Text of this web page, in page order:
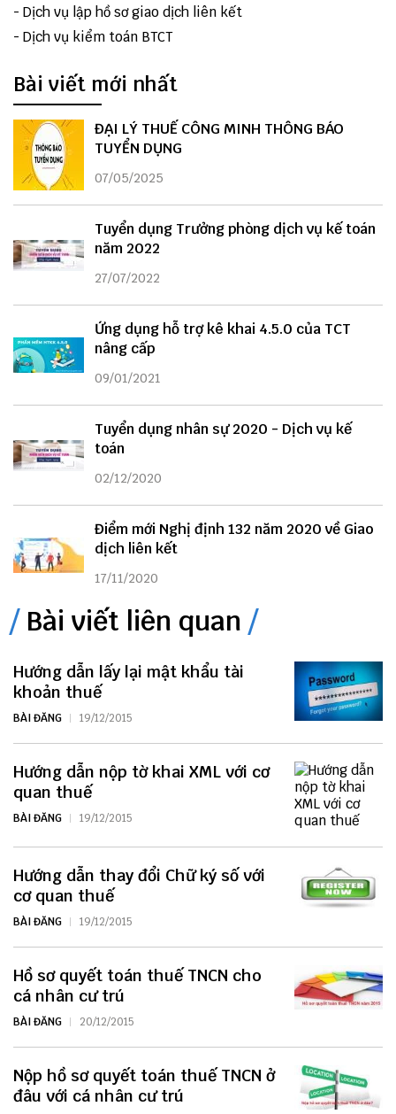
- Dịch vụ lập hồ sơ giao dịch liên kết
- Dịch vụ kiểm toán BTCT
Bài viết mới nhất
ĐẠI LÝ THUẾ CÔNG MINH THÔNG BÁO
TUYỂN DỤNG
07/05/2025
Tuyển dụng Trưởng phòng dịch vụ kế toán
năm 2022
27/07/2022
Ứng dụng hỗ trợ kê khai 4.5.0 của TCT
nâng cấp
09/01/2021
Tuyển dụng nhân sự 2020 - Dịch vụ kế
toán
02/12/2020
Điểm mới Nghị định 132 năm 2020 về Giao
dịch liên kết
17/11/2020
Bài viết liên quan
Hướng dẫn lấy lại mật khẩu tài
khoản thuế
BÀI ĐĂNG 19/12/2015
Hướng dẫn nộp tờ khai XML với cơ
quan thuế
BÀI ĐĂNG 19/12/2015
Hướng dẫn thay đổi Chữ ký số với
cơ quan thuế
BÀI ĐĂNG 19/12/2015
Hồ sơ quyết toán thuế TNCN cho
cá nhân cư trú
BÀI ĐĂNG 20/12/2015
Nộp hồ sơ quyết toán thuế TNCN ở
đâu với cá nhân cư trú